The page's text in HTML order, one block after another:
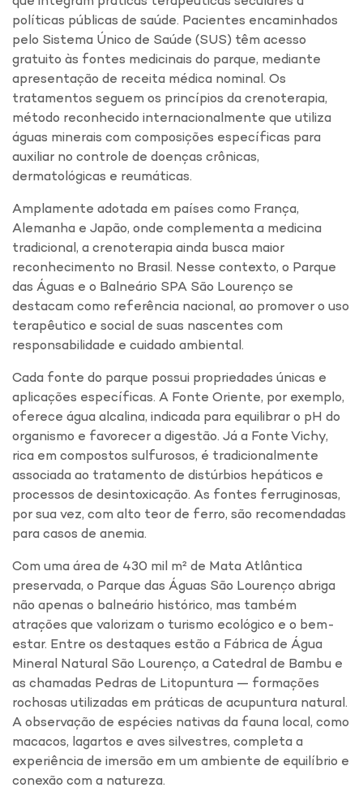
políticas públicas de saúde. Pacientes encaminhados
pelo Sistema Único de Saúde (SUS) têm acesso
gratuito às fontes medicinais do parque, mediante
apresentação de receita médica nominal. Os
tratamentos seguem os princípios da crenoterapia,
método reconhecido internacionalmente que utiliza
águas minerais com composições específicas para
auxiliar no controle de doenças crônicas,
dermatológicas e reumáticas.
Amplamente adotada em países como França,
Alemanha e Japão, onde complementa a medicina
tradicional, a crenoterapia ainda busca maior
reconhecimento no Brasil. Nesse contexto, o Parque
das Águas e o Balneário SPA São Lourenço se
destacam como referência nacional, ao promover o uso
terapêutico e social de suas nascentes com
responsabilidade e cuidado ambiental.
Cada fonte do parque possui propriedades únicas e
aplicações específicas. A Fonte Oriente, por exemplo,
oferece água alcalina, indicada para equilibrar o pH do
organismo e favorecer a digestão. Já a Fonte Vichy,
rica em compostos sulfurosos, é tradicionalmente
associada ao tratamento de distúrbios hepáticos e
processos de desintoxicação. As fontes ferruginosas,
por sua vez, com alto teor de ferro, são recomendadas
para casos de anemia.
Com uma área de 430 mil m² de Mata Atlântica
preservada, o Parque das Águas São Lourenço abriga
não apenas o balneário histórico, mas também
atrações que valorizam o turismo ecológico e o bem-
estar. Entre os destaques estão a Fábrica de Água
Mineral Natural São Lourenço, a Catedral de Bambu e
as chamadas Pedras de Litopuntura — formações
rochosas utilizadas em práticas de acupuntura natural.
A observação de espécies nativas da fauna local, como
macacos, lagartos e aves silvestres, completa a
experiência de imersão em um ambiente de equilíbrio e
conexão com a natureza.